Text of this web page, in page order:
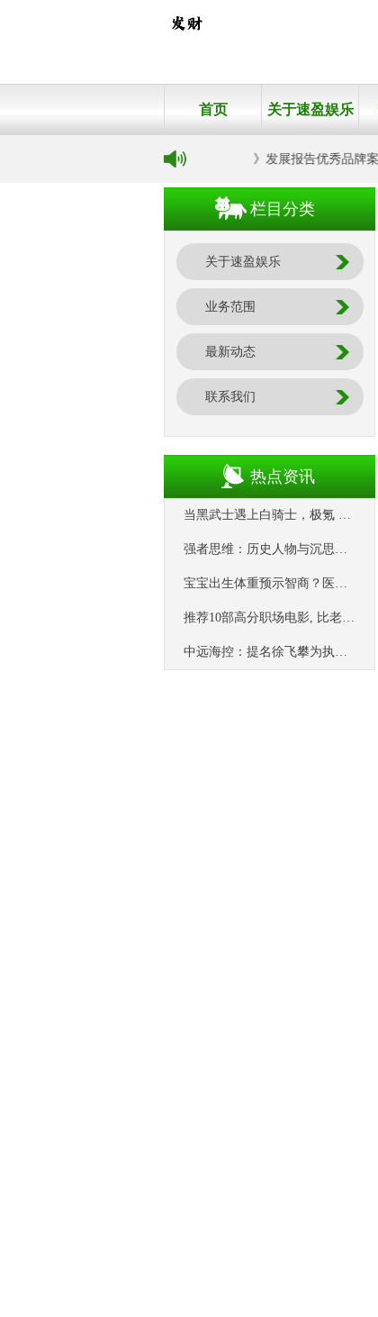
首页 关于速盈娱乐
金沙回沙酒入选《中国品牌十年路》发展报告优秀品牌案例
栏目分类
关于速盈娱乐
业务范围
最新动态
联系我们
热点资讯
当黑武士遇上白骑士，极氪 9X 玩的是豪华双面杀_考验_白色_飞桥
强者思维：历史人物与沉思的力量
宝宝出生体重预示智商？医生揭秘：真正的标准在这里
推荐10部高分职场电影, 比老板的鸡汤管用100倍!
中远海控：提名徐飞攀为执行董事候选人并任副总经理，潘志刚任总会计师